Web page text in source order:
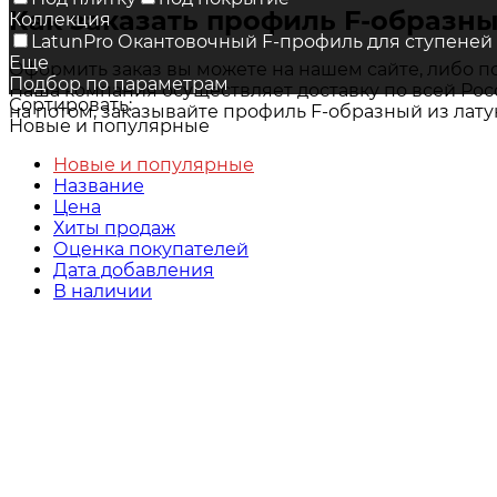
Как заказать профиль F-
Оформить заказ вы можете на нашем сайте, либо
Наша компания осуществляет доставку по всей
на потом, заказывайте профиль F-образный из
Коллекция
LatunPro Окантовочный F-профиль для ступеней
Еще
Подбор по параметрам
Сортировать:
Новые и популярные
Новые и популярные
Название
Цена
Хиты продаж
Оценка покупателей
Дата добавления
В наличии